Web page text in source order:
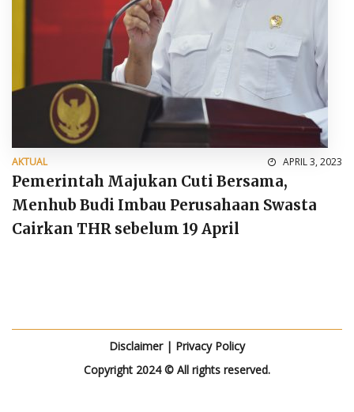
AKTUAL APRIL 3, 2023
Pemerintah Majukan Cuti Bersama,
Menhub Budi Imbau Perusahaan Swasta
Cairkan THR sebelum 19 April
Disclaimer| Privacy Policy
Copyright 2024 © All rights reserved.